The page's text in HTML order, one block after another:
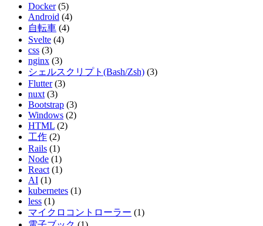
Docker (5)
Android (4)
自転車 (4)
Svelte (4)
css (3)
nginx (3)
シェルスクリプト(Bash/Zsh) (3)
Flutter (3)
nuxt (3)
Bootstrap (3)
Windows (2)
HTML (2)
工作 (2)
Rails (1)
Node (1)
React (1)
AI (1)
kubernetes (1)
less (1)
マイクロコントローラー (1)